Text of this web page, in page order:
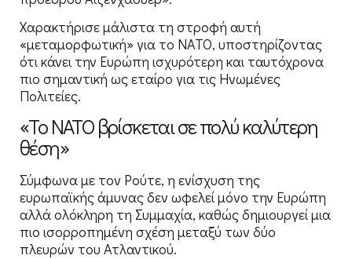
Χαρακτήρισε μάλιστα τη στροφή αυτή
«μεταμορφωτική» για το ΝΑΤΟ, υποστηρίζοντας
ότι κάνει την Ευρώπη ισχυρότερη και ταυτόχρονα
πιο σημαντική ως εταίρο για τις Ηνωμένες
Πολιτείες.
«Το ΝΑΤΟ βρίσκεται σε πολύ καλύτερη
θέση»
Σύμφωνα με τον Ρούτε, η ενίσχυση της
ευρωπαϊκής άμυνας δεν ωφελεί μόνο την Ευρώπη
αλλά ολόκληρη τη Συμμαχία, καθώς δημιουργεί μια
πιο ισορροπημένη σχέση μεταξύ των δύο
πλευρών του Ατλαντικού.